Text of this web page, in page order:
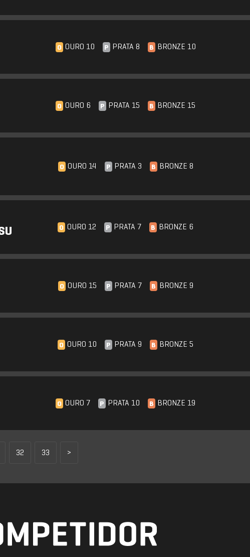
O OURO 10 P PRATA 8 B BRONZE 10
O OURO 6 P PRATA 15 B BRONZE 15
O OURO 14 P PRATA 3 B BRONZE 8
O OURO 12 P PRATA 7 B BRONZE 6
O OURO 15 P PRATA 7 B BRONZE 9
O OURO 10 P PRATA 9 B BRONZE 5
O OURO 7 P PRATA 10 B BRONZE 19
32 33 >